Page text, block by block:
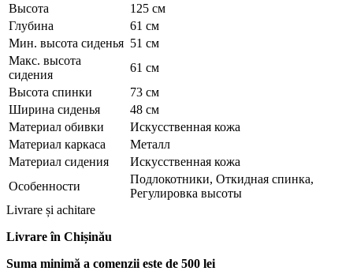
Высота
125 см
Глубина
61 см
Мин. высота сиденья 51 см
Макс. высота
сидения
61 см
Высота спинки
73 см
Ширина сиденья
48 см
Материал обивки
Искусственная кожа
Материал каркаса
Металл
Материал сидения
Искусственная кожа
Особенности
Подлокотники, Откидная спинка,
Регулировка высоты
Livrare și achitare
Livrareîn Chișinău
Suma minimă a comenzii este de 500 lei